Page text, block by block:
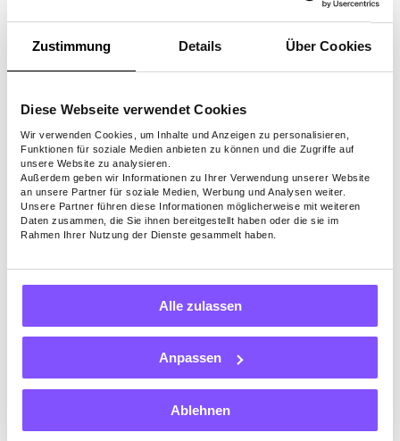
Zustimmung Details Über Cookies
Diese Webseite verwendet Cookies
Wir verwenden Cookies, um Inhalte und Anzeigen zu personalisieren,
Funktionen für soziale Medien anbieten zu können und die Zugriffe auf
unsere Website zu analysieren.
Außerdem geben wir Informationen zu Ihrer Verwendung unserer Website
an unsere Partner für soziale Medien, Werbung und Analysen weiter.
Unsere Partner führen diese Informationen möglicherweise mit weiteren
Daten zusammen, die Sie ihnen bereitgestellt haben oder die sie im
Rahmen Ihrer Nutzung der Dienste gesammelt haben.
Alle zulassen
Anpassen
Ablehnen
Feedback früherer Kunden hervorheben. In
Wahrheit gehört Fiverr zu den besten
Aufwärtsarbeit
Mit Millionen von Mitgliedern weltweit ist
Upwork wahrscheinlich eines der größten
freiberuflichen Netzwerke, und wie Fiverr
ermöglicht Ihnen Upwork, ein Profil zu
erstellen und die Dienstleistungen
ermöglicht es Ihnen, für Aufträge zu bieten
und Preise mit Ihrem Kunden auszuhandeln.
Sobald ein Auftrag abgeschlossen und
bezahlt ist, zieht die Plattform einen kleinen
Prozentsatz der Gebühren ab und
auch Ihre Übersetzungsdienstleistungen